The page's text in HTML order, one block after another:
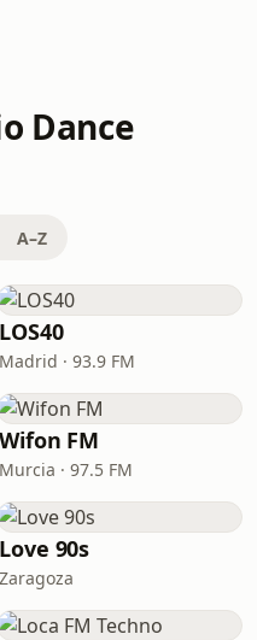
Dance
A–Z
LOS40
Madrid · 93.9 FM
Wifon FM
Murcia · 97.5 FM
Love 90s
Zaragoza